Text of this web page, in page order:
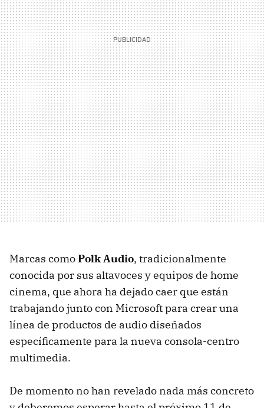
Marcas comoPolk Audio, tradicionalmente
conocida por sus altavoces y equipos de home
cinema, que ahora ha dejado caer que están
trabajando junto con Microsoft para crear una
línea de productos de audio diseñados
específicamente para la nueva consola-centro
multimedia.
De momento no han revelado nada más concreto